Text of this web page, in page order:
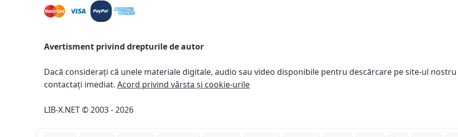
Avertisment privind drepturile de autor
Dacă considerați că unele materiale digitale, audio sau video disponibile pentru descărcare pe site-ul
contactați imediat. Acord privind vârsta și cookie-urile
LIB-X.NET © 2003 - 2026